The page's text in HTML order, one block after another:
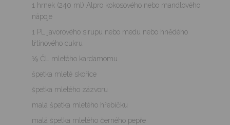
1 hrnek (240 ml) Alpro kokosového nebo mandlového
nápoje
1 PL javorového sirupu nebo medu nebo hnědého
třtinového cukru
⅛ ČL mletého kardamomu
špetka mleté skořice
špetka mletého zázvoru
malá špetka mletého hřebíčku
malá špetka mletého černého pepře